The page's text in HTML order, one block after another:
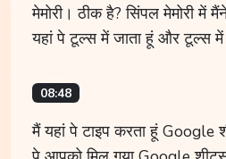
मेमोरी। ठीक है? सिंपल मेमोरी में
यहां पे टूल्स में जाता हूं और टूल्स में
08:48
मैं यहां पे टाइप करता हूं Google